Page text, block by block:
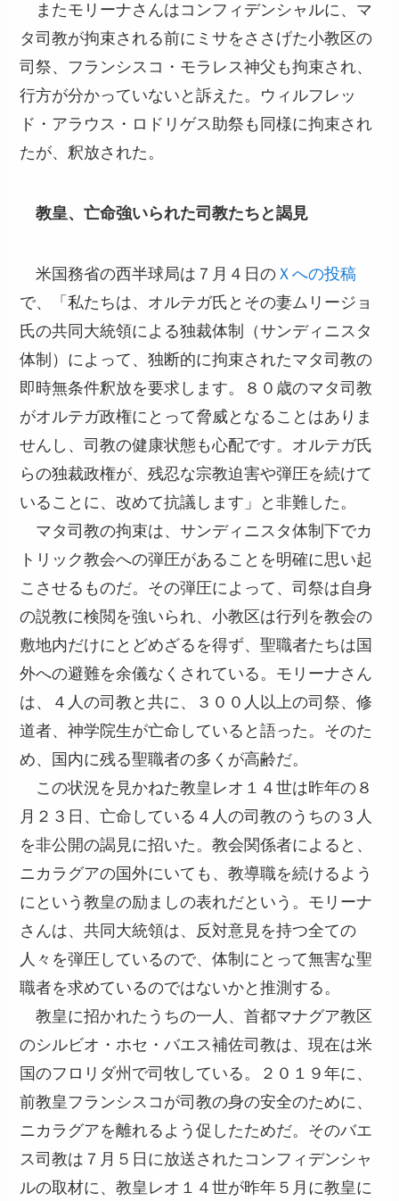
またモリーナさんはコンフィデンシャルに、マ
タ司教が拘束される前にミサをささげた小教区の
司祭、フランシスコ・モラレス神父も拘束され、
行方が分かっていないと訴えた。ウィルフレッ
ド・アラウス・ロドリゲス助祭も同様に拘束され
たが、釈放された。
教皇、亡命強いられた司教たちと謁見
米国務省の西半球局は７月４日の Ｘへの投稿
で、「私たちは、オルテガ氏とその妻ムリージョ
氏の共同大統領による独裁体制（サンディニスタ
体制）によって、独断的に拘束されたマタ司教の
即時無条件釈放を要求します。８０歳のマタ司教
がオルテガ政権にとって脅威となることはありま
せんし、司教の健康状態も心配です。オルテガ氏
らの独裁政権が、残忍な宗教迫害や弾圧を続けて
いることに、改めて抗議します」と非難した。
マタ司教の拘束は、サンディニスタ体制下でカ
トリック教会への弾圧があることを明確に思い起
こさせるものだ。その弾圧によって、司祭は自身
の説教に検閲を強いられ、小教区は行列を教会の
敷地内だけにとどめざるを得ず、聖職者たちは国
外への避難を余儀なくされている。モリーナさん
は、４人の司教と共に、３００人以上の司祭、修
道者、神学院生が亡命していると語った。そのた
め、国内に残る聖職者の多くが高齢だ。
この状況を見かねた教皇レオ１４世は昨年の８
月２３日、亡命している４人の司教のうちの３人
を非公開の謁見に招いた。教会関係者によると、
ニカラグアの国外にいても、教導職を続けるよう
にという教皇の励ましの表れだという。モリーナ
さんは、共同大統領は、反対意見を持つ全ての
人々を弾圧しているので、体制にとって無害な聖
職者を求めているのではないかと推測する。
教皇に招かれたうちの一人、首都マナグア教区
のシルビオ・ホセ・バエス補佐司教は、現在は米
国のフロリダ州で司牧している。２０１９年に、
前教皇フランシスコが司教の身の安全のために、
ニカラグアを離れるよう促したためだ。そのバエ
ス司教は７月５日に放送されたコンフィデンシャ
ルの取材に、教皇レオ１４世が昨年５月に教皇に